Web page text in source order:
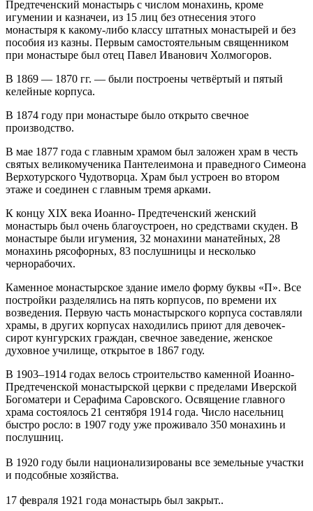
Предтеченский монастырь с числом монахинь, кроме
игумении и казначеи, из 15 лиц без отнесения этого
монастыря к какому-либо классу штатных монастырей и без
пособия из казны. Первым самостоятельным священником
при монастыре был отец Павел Иванович Холмогоров.
В 1869 — 1870 гг. — были построены четвёртый и пятый
келейные корпуса.
В 1874 году при монастыре было открыто свечное
производство.
В мае 1877 года с главным храмом был заложен храм в честь
святых великомученика Пантелеимона и праведного Симеона
Верхотурского Чудотворца. Храм был устроен во втором
этаже и соединен с главным тремя арками.
К концу XIX века Иоанно- Предтеченский женский
монастырь был очень благоустроен, но средствами скуден. В
монастыре были игумения, 32 монахини манатейных, 28
монахинь рясофорных, 83 послушницы и несколько
чернорабочих.
Каменное монастырское здание имело форму буквы «П». Все
постройки разделялись на пять корпусов, по времени их
возведения. Первую часть монастырского корпуса составляли
храмы, в других корпусах находились приют для девочек-
сирот кунгурских граждан, свечное заведение, женское
духовное училище, открытое в 1867 году.
В 1903–1914 годах велось строительство каменной Иоанно-
Предтеченской монастырской церкви с пределами Иверской
Богоматери и Серафима Саровского. Освящение главного
храма состоялось 21 сентября 1914 года. Число насельниц
быстро росло: в 1907 году уже проживало 350 монахинь и
послушниц.
В 1920 году были национализированы все земельные участки
и подсобные хозяйства.
17 февраля 1921 года монастырь был закрыт..